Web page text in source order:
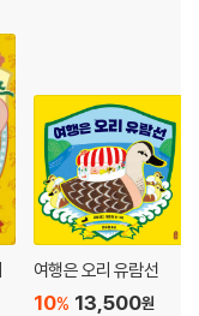
여행은 오리 유람선
13,500원
10%